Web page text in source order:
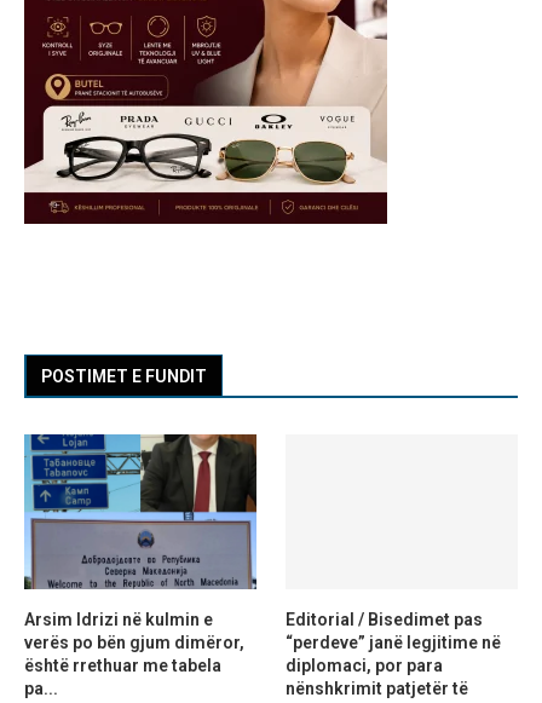
POSTIMET E FUNDIT
Arsim Idrizi në kulmin e
verës po bën gjum dimëror,
është rrethuar me tabela
pa...
Editorial / Bisedimet pas
“perdeve” janë legjitime në
diplomaci, por para
nënshkrimit patjetër të